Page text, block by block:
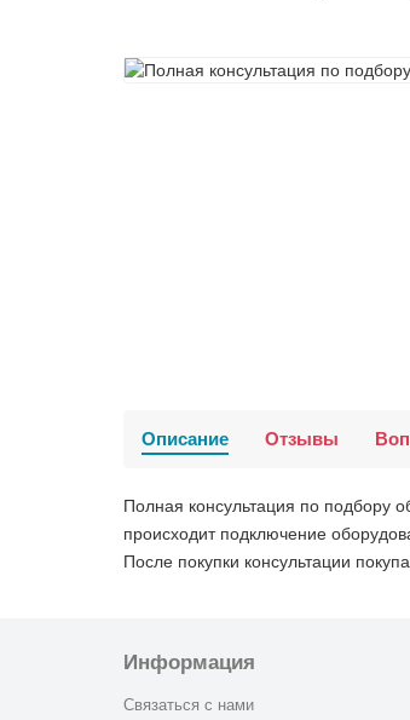
Описание Отзывы
Полная консультация по подбору
происходит подключение
После покупки консультации
Информация
Связаться с нами